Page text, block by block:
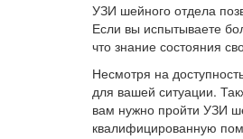
УЗИ шейного отдела
Если вы испытываете
что знание состояния
Несмотря на
для вашей ситуации.
вам нужно пройти УЗИ
квалифицированную